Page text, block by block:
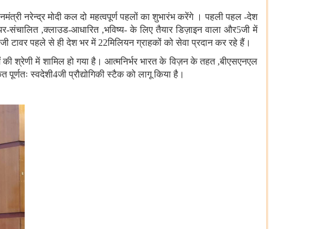
नरेन्द्र मोदी कल दो महत्वपूर्ण पहलों का शुभारंभ करेंगे । पहली पहल-देश
-संचालित,क्लाउड-आधारित,भविष्य- के लिए तैयार डिज़ाइन वाला और5जी में
जी टावर पहले से ही देश भर में 22मिलियन ग्राहकों को सेवा प्रदान कर रहे हैं।
श्रेणी में शामिल हो गया है। आत्मनिर्भर भारत के विज़न के तहत,बीएसएनएल
पूर्णतः स्वदेशी4जी प्रौद्योगिकी स्टैक को लागू किया है।